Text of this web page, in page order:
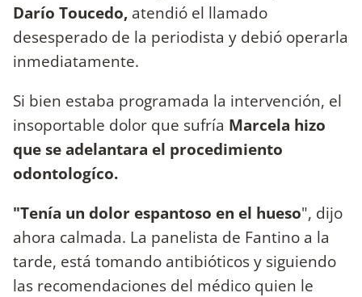
Darío Toucedo, atendió el llamado
desesperado de la periodista y debió operarla
inmediatamente.
Si bien estaba programada la intervención, el
insoportable dolor que sufría Marcela hizo
que se adelantara el procedimiento
odontologíco.
"Tenía un dolor espantoso en el hueso", dijo
ahora calmada. La panelista de Fantino a la
tarde, está tomando antibióticos y siguiendo
las recomendaciones del médico quien le